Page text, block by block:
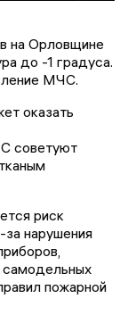
на Орловщине
до -1 градуса.
МЧС.
оказать
советуют
риск
за нарушения
самодельных
пожарной